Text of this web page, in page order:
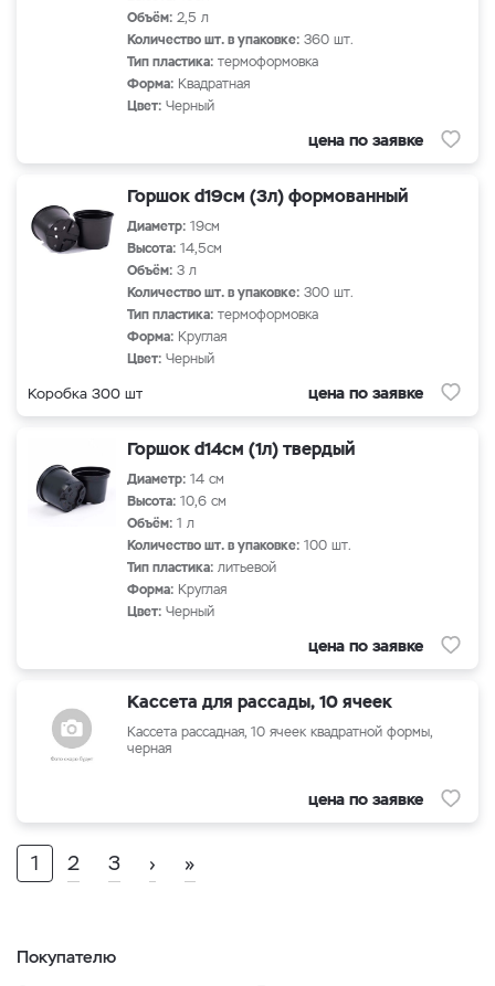
Объём: 2,5 л
Количество шт. в упаковке: 360 шт.
Тип пластика: термоформовка
Форма: Квадратная
Цвет: Черный
цена по заявке
Горшок d19см (3л) формованный
Диаметр: 19см
Высота: 14,5см
Объём: 3 л
Количество шт. в упаковке: 300 шт.
Тип пластика: термоформовка
Форма: Круглая
Цвет: Черный
Коробка 300 шт цена по заявке
Горшок d14см (1л) твердый
Диаметр: 14 см
Высота: 10,6 см
Объём: 1 л
Количество шт. в упаковке: 100 шт.
Тип пластика: литьевой
Форма: Круглая
Цвет: Черный
цена по заявке
Кассета для рассады, 10 ячеек
Кассета рассадная, 10 ячеек квадратной формы,
черная
цена по заявке
1 2 3 › »
Покупателю